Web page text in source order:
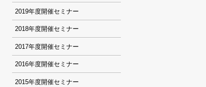
2019
2018
2017
2016
2015